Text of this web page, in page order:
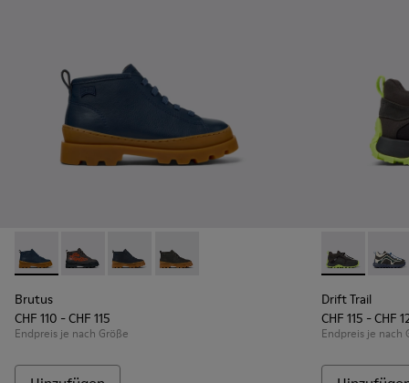
Brutus - K900370-006 - Blaue Kinderstiefelette aus Leder.
Brutus - K900370-005 - Mehrfarbige
Brutus - K900370-004
Brutus - K900370-001
Brutus
CHF 110 - CHF 115
Endpreis je nach Größe
Drift Trail -
Drift
Drift Trail
CHF 115 - CHF
Endpreis je nach